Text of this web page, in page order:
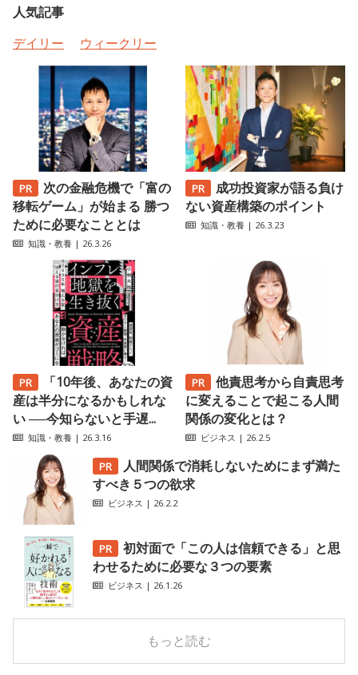
人気記事
デイリー
ウィークリー
次の金融危機で「富の
移転ゲーム」が始まる 勝つ
ために必要なこととは
知識・教養 | 26.3.26
成功投資家が語る負け
ない資産構築のポイント
知識・教養 | 26.3.23
「10年後、あなたの資
産は半分になるかもしれな
い ──今知らないと手遅...
知識・教養 | 26.3.16
他責思考から自責思考
に変えることで起こる人間
関係の変化とは？
ビジネス | 26.2.5
人間関係で消耗しないためにまず満た
すべき５つの欲求
ビジネス | 26.2.2
初対面で「この人は信頼できる」と思
わせるために必要な３つの要素
ビジネス | 26.1.26
もっと読む